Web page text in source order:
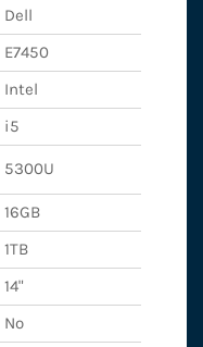
Dell
E7450
Intel
i5
5300U
16GB
1TB
14"
No